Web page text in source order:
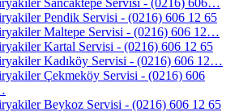
Sancaktepe Servisi - (0216) 606…
Pendik Servisi - (0216) 606 12 65
Maltepe Servisi - (0216) 606 12…
Kartal Servisi - (0216) 606 12 65
Kadıköy Servisi - (0216) 606 12…
Çekmeköy Servisi - (0216) 606
Beykoz Servisi - (0216) 606 12 65